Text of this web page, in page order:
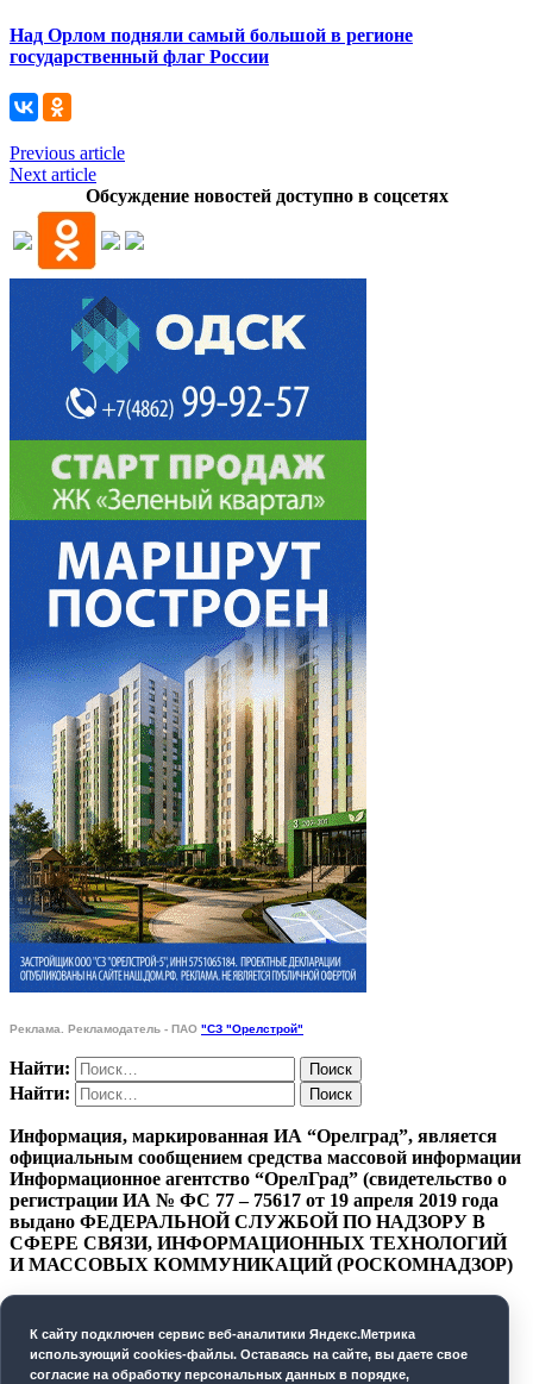
Над Орлом подняли самый большой в регионе
государственный флаг России
Previous article
Next article
Обсуждение новостей доступно в соцсетях
Реклама. Рекламодатель - ПАО "СЗ "Орелстрой"
Найти:
Найти:
Информация, маркированная ИА “Орелград”, является
официальным сообщением средства массовой информации
Информационное агентство “ОрелГрад” (свидетельство о
регистрации ИА № ФС 77 – 75617 от 19 апреля 2019 года
выдано ФЕДЕРАЛЬНОЙ СЛУЖБОЙ ПО НАДЗОРУ В
СФЕРЕ СВЯЗИ, ИНФОРМАЦИОННЫХ ТЕХНОЛОГИЙ
И МАССОВЫХ КОММУНИКАЦИЙ (РОСКОМНАДЗОР)
СОГЛАСИЕ НА ОБРАБОТКУ ПЕРСОНАЛЬНЫХ
ДАННЫХ
К cайту подключен сервис веб-аналитики Яндекс.Метрика
использующий cookies-файлы. Оставаясь на сайте, вы даете свое
согласие на обработку персональных данных в порядке,